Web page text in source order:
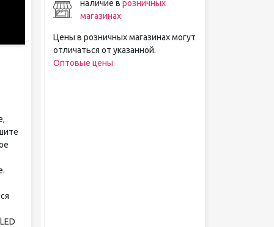
наличие в розничных
магазинах
Цены в розничных магазинах могут
отличаться от указанной.
Оптовые цены